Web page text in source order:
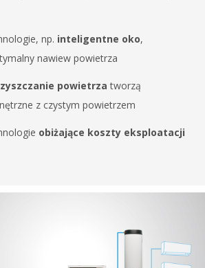
np. inteligentne oko,
nawiew powietrza
powietrza tworzą
z czystym powietrzem
obiżające koszty eksploatacji